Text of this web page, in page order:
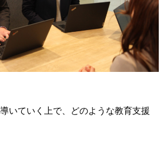
いていく上で、どのような教育支援